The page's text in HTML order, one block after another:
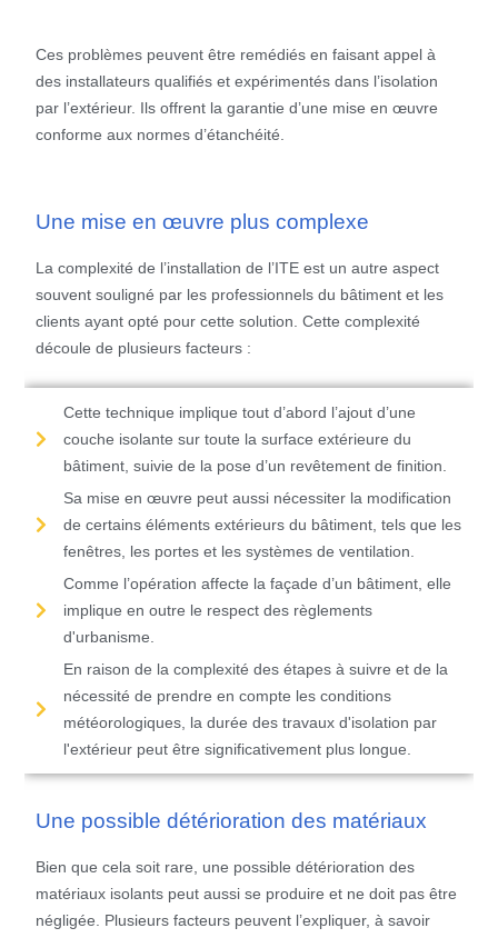
Ces problèmes peuvent être remédiés en faisant appel à
des installateurs qualifiés et expérimentés dans l’isolation
par l’extérieur. Ils offrent la garantie d’une mise en œuvre
conforme aux normes d’étanchéité.
Une mise en œuvre plus complexe
La complexité de l’installation de l’ITE est un autre aspect
souvent souligné par les professionnels du bâtiment et les
clients ayant opté pour cette solution. Cette complexité
découle de plusieurs facteurs :
Cette technique implique tout d’abord l’ajout d’une
couche isolante sur toute la surface extérieure du
bâtiment, suivie de la pose d’un revêtement de finition.
Sa mise en œuvre peut aussi nécessiter la modification
de certains éléments extérieurs du bâtiment, tels que les
fenêtres, les portes et les systèmes de ventilation.
Comme l’opération affecte la façade d’un bâtiment, elle
implique en outre le respect des règlements
d'urbanisme.
En raison de la complexité des étapes à suivre et de la
nécessité de prendre en compte les conditions
météorologiques, la durée des travaux d'isolation par
l'extérieur peut être significativement plus longue.
Une possible détérioration des matériaux
Bien que cela soit rare, une possible détérioration des
matériaux isolants peut aussi se produire et ne doit pas être
négligée. Plusieurs facteurs peuvent l’expliquer, à savoir